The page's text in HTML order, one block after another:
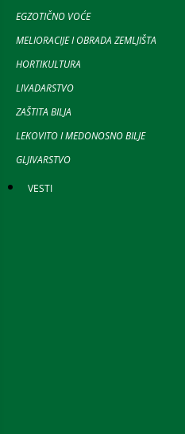
EGZOTIČNO VOĆE
MELIORACIJE I OBRADA ZEMLJIŠTA
HORTIKULTURA
LIVADARSTVO
ZAŠTITA BILJA
LEKOVITO I MEDONOSNO BILJE
GLJIVARSTVO
VESTI